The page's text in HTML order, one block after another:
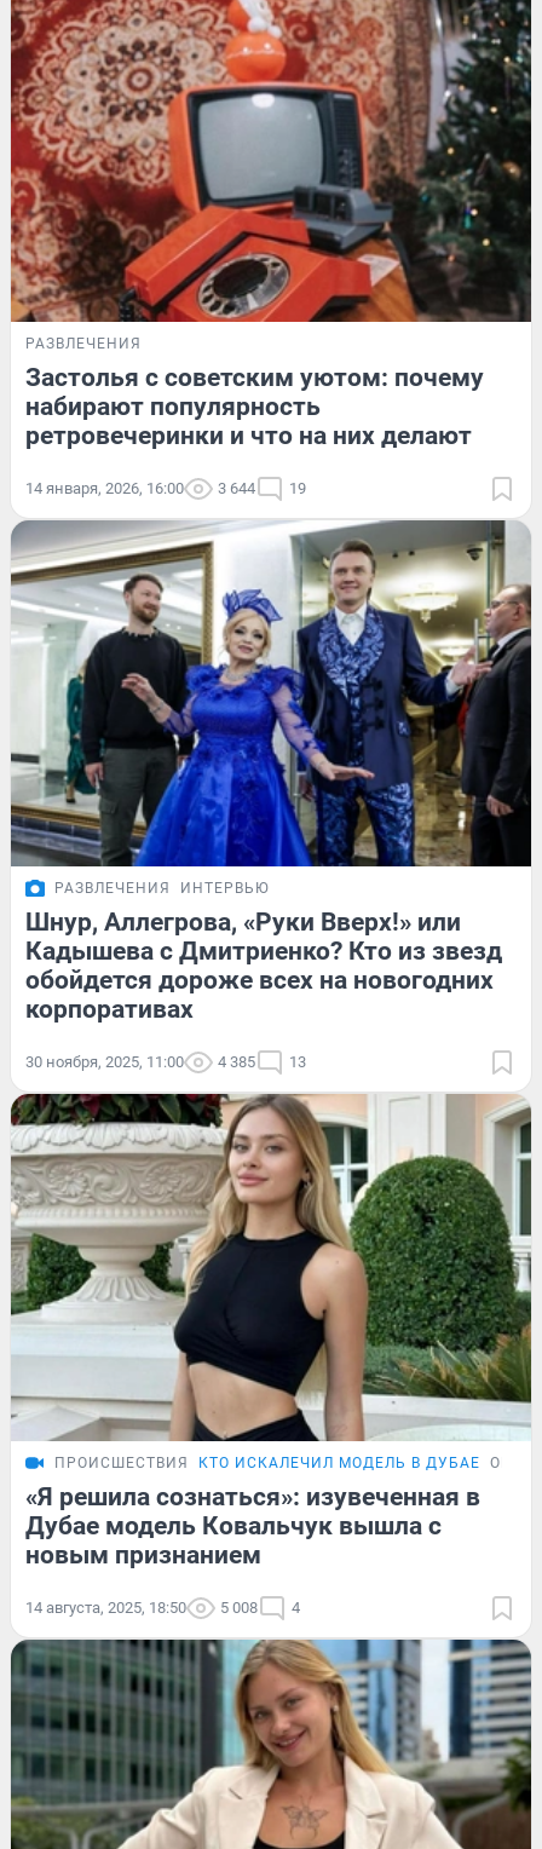
РАЗВЛЕЧЕНИЯ
Застолья с советским уютом: почему
набирают популярность
ретровечеринки и что на них делают
14 января, 2026, 16:00 3 644 19
РАЗВЛЕЧЕНИЯ ИНТЕРВЬЮ
Шнур, Аллегрова, «Руки Вверх!» или
Кадышева с Дмитриенко? Кто из звезд
обойдется дороже всех на новогодних
корпоративах
30 ноября, 2025, 11:00 4 385 13
ПРОИСШЕСТВИЯ КТО ИСКАЛЕЧИЛ МОДЕЛЬ В ДУБАЕ ОБЗОР
«Я решила сознаться»: изувеченная в
Дубае модель Ковальчук вышла с
новым признанием
14 августа, 2025, 18:50 5 008 4